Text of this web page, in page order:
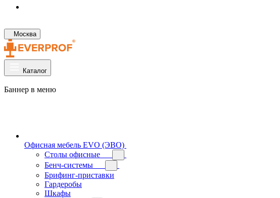
Москва
Каталог
Баннер в меню
Офисная мебель EVO (ЭВО)
Cтолы офисные
Бенч-системы
Брифинг-приставки
Гардеробы
Шкафы